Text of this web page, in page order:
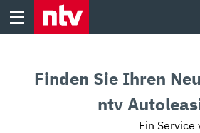
Skip
Finden Sie Ihren
ntv
Ein Service